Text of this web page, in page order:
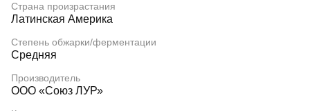
Страна произрастания
Латинская Америка
Степень обжарки/ферментации
Средняя
Производитель
ООО «Союз ЛУР»